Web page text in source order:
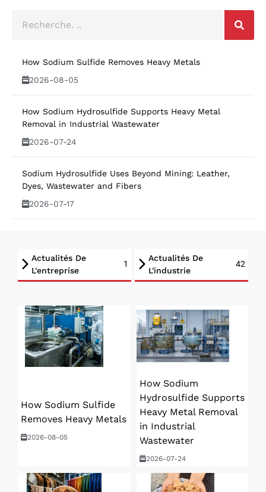
How Sodium Sulfide Removes Heavy Metals
2026-08-05
How Sodium Hydrosulfide Supports Heavy Metal
Removal in Industrial Wastewater
2026-07-24
Sodium Hydrosulfide Uses Beyond Mining: Leather,
Dyes, Wastewater and Fibers
2026-07-17
Actualités De
L'entreprise
1
Actualités De
L'industrie
42
How Sodium Sulfide
Removes Heavy Metals
2026-08-05
How Sodium
Hydrosulfide Supports
Heavy Metal Removal
in Industrial
Wastewater
2026-07-24